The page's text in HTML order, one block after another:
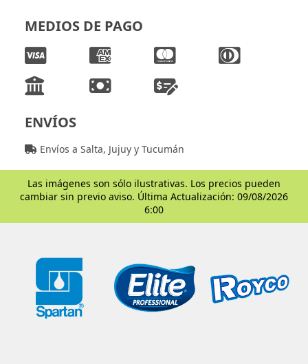
MEDIOS DE PAGO
ENVÍOS
Envíos a Salta, Jujuy y Tucumán
Las imágenes son sólo ilustrativas. Los precios pueden
cambiar sin previo aviso. Última Actualización: 09/08/2026
6:00